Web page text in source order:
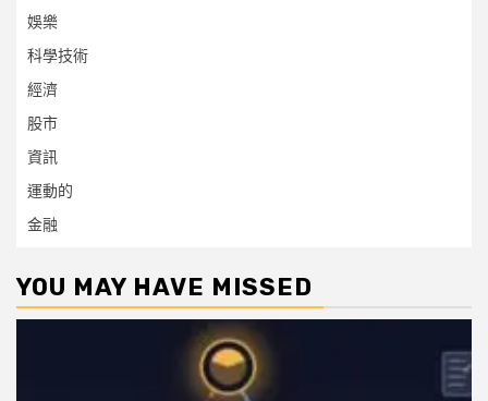
娛樂
科學技術
經濟
股市
資訊
運動的
金融
YOU MAY HAVE MISSED